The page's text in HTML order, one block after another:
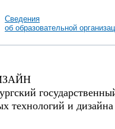
Сведения
об образовательной
технологий и дизайна